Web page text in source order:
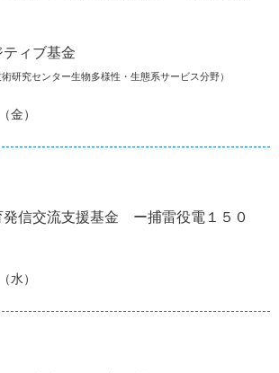
ィブ基金
術研究センター生物多様性・生態系サービス分野）
金）
発信交流支援基金 ー捕雷役電１５０
水）